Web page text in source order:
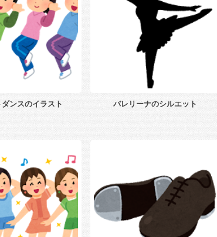
ンスのイラスト バレリーナのシルエット